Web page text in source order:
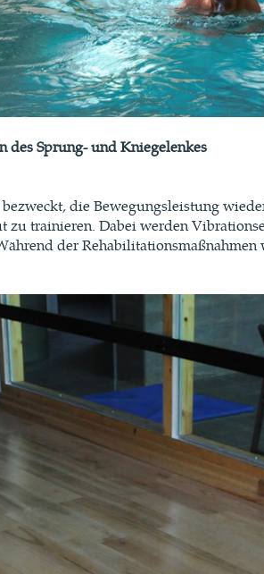
des Sprung- und Kniegelenkes
die Bewegungsleistung
zu trainieren. Dabei werden
der